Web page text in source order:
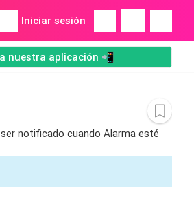
Iniciar sesión
nuestra aplicación 📲
notificado cuando Alarma esté